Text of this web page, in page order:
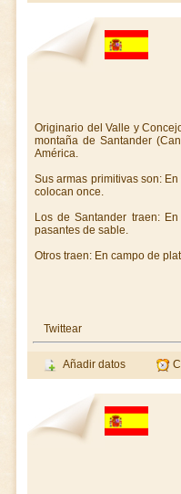
Originario del Valle y
montaña de Santander
América.
Sus armas primitivas son:
colocan once.
Los de Santander traen:
pasantes de sable.
Otros traen: En campo de
Twittear
Añadir datos